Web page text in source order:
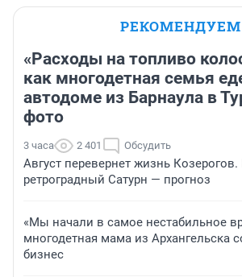
РЕКОМЕНДУЕМ
«Расходы на топливо
как многодетная семья
автодоме из Барнаула в
фото
3 часа 2 401 Обсудить
Август перевернет жизнь
ретроградный Сатурн — прогноз
«Мы начали в самое нестабильное
многодетная мама из Архангельска
бизнес